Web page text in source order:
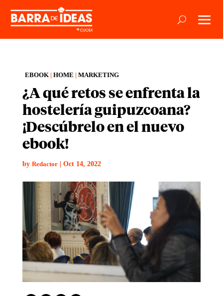
EBOOK| HOME MARKETING
¿A qué retos se enfrenta la
hostelería guipuzcoana?
¡Descúbrelo en el nuevo
ebook!
by Redactor| Oct 14, 2022